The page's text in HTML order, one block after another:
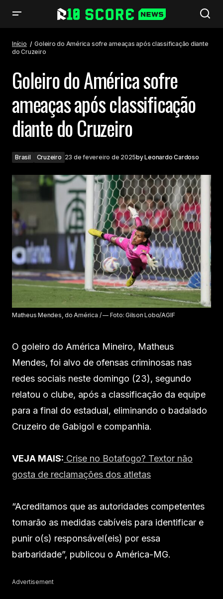
Início
Goleiro do América sofre ameaças após classificação diante
do Cruzeiro
Goleiro do América sofre
ameaças após classificação
diante do Cruzeiro
Brasil Cruzeiro 23 de fevereiro de 2025byLeonardo Cardoso
Matheus Mendes, do América / — Foto: Gilson Lobo/AGIF
O goleiro do América Mineiro, Matheus
Mendes, foi alvo de ofensas criminosas nas
redes sociais neste domingo (23), segundo
relatou o clube, após a classificação da equipe
para a final do estadual, eliminando o badalado
Cruzeiro de Gabigol e companhia.
VEJA MAIS: Crise no Botafogo? Textor não
gosta de reclamações dos atletas
“Acreditamos que as autoridades competentes
tomarão as medidas cabíveis para identificar e
punir o(s) responsável(eis) por essa
barbaridade”, publicou o América-MG.
Advertisement